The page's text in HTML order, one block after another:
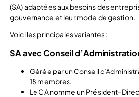
(SA) adaptées aux besoins des
gouvernance et leur mode de gestion.
Voici les principales variantes :
SA avec Conseil
Gérée par un Conseil
18 membres.​
Le CA nomme un Président-